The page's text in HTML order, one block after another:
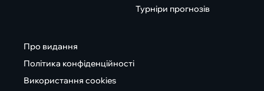
Турніри прогнозів
Про видання
Політика конфіденційності
Використання cookies